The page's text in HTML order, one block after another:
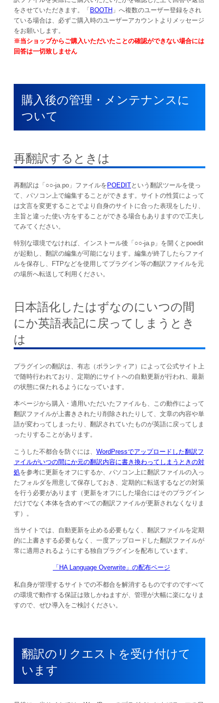
をさせていただきます。「 BOOTH 」へ複数のユーザー登録をされ
ている場合は、必ずご購入時のユーザーアカウントよりメッセージ
をお願いします。
※当ショップからご購入いただいたことの確認ができない場合には
回答は一切致しません
購入後の管理・メンテナンスに
ついて
再翻訳するときは
再翻訳は「○○-ja.po」ファイルを POEDITという翻訳ツールを使っ
て、パソコン上で編集することができます。サイトの性質によって
は文言を変更することでより自身のサイトに合った表現をしたり、
主旨と違った使い方をすることができる場合もありますので工夫し
てみてください。
特別な環境でなければ、インストール後「○○-ja.p」を開くとpoedit
が起動し、翻訳の編集が可能になります。編集が終了したらファイ
ルを保存し、FTPなどを使用してプラグイン等の翻訳ファイルを元
の場所へ転送して利用ください。
日本語化したはずなのにいつの間
にか英語表記に戻ってしまうとき
は
プラグインの翻訳は、有志（ボランティア）によって公式サイト上
で随時行われており、定期的にサイトへの自動更新が行われ、最新
の状態に保たれるようになっています。
本ページから購入・適用いただいたファイルも、この動作によって
翻訳ファイルが上書きされたり削除されたりして、文章の内容や単
語が変わってしまったり、翻訳されていたものが英語に戻ってしま
ったりすることがあります。
こうした不都合を防ぐには、 WordPressでアップロードした翻訳フ
ァイルがいつの間にか元の翻訳内容に書き換わってしまうときの対
処を参考に更新をオフにするか、パソコン上に翻訳ファイルの入っ
たフォルダを用意して保存しておき、定期的に転送するなどの対策
を行う必要があります（更新をオフにした場合にはそのプラグイン
だけでなく本体を含めすべての翻訳ファイルが更新されなくなりま
す）。
当サイトでは、自動更新を止める必要もなく、翻訳ファイルを定期
的に上書きする必要もなく、一度アップロードした翻訳ファイルが
常に適用されるようにする独自プラグインを配布しています。
「HA Language Overwrite」の配布ページ
私自身が管理するサイトでの不都合を解消するものですのですべて
の環境で動作する保証は致しかねますが、管理が大幅に楽になりま
すので、ぜひ導入をご検討ください。
翻訳のリクエストを受け付けて
います